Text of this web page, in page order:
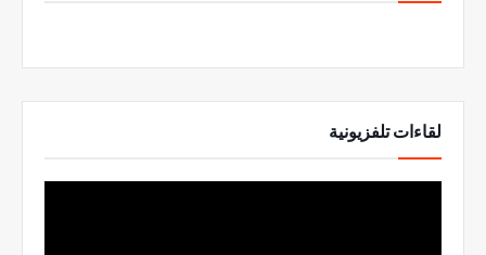
لقاءات تلفزيونية